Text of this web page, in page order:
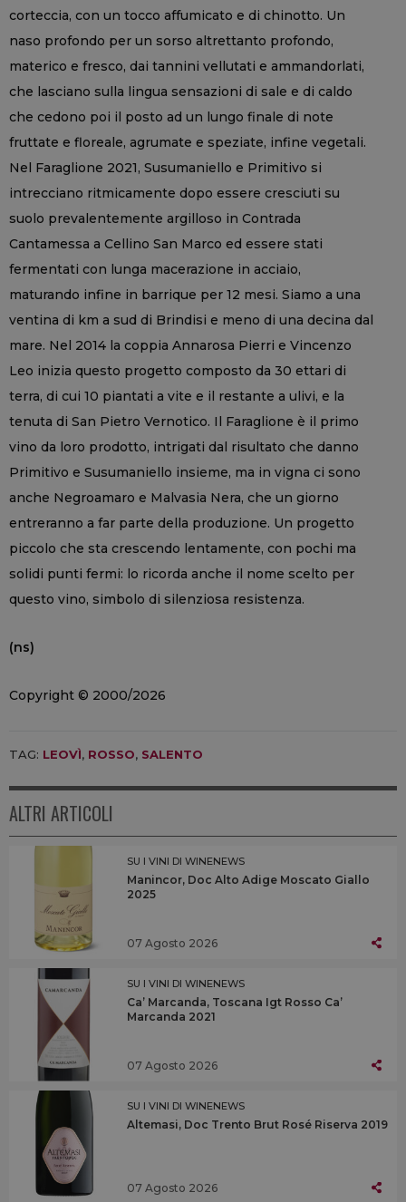
corteccia, con un tocco affumicato e di chinotto. Un
naso profondo per un sorso altrettanto profondo,
materico e fresco, dai tannini vellutati e ammandorlati,
che lasciano sulla lingua sensazioni di sale e di caldo
che cedono poi il posto ad un lungo finale di note
fruttate e floreale, agrumate e speziate, infine vegetali.
Nel Faraglione 2021, Susumaniello e Primitivo si
intrecciano ritmicamente dopo essere cresciuti su
suolo prevalentemente argilloso in Contrada
Cantamessa a Cellino San Marco ed essere stati
fermentati con lunga macerazione in acciaio,
maturando infine in barrique per 12 mesi. Siamo a una
ventina di km a sud di Brindisi e meno di una decina dal
mare. Nel 2014 la coppia Annarosa Pierri e Vincenzo
Leo inizia questo progetto composto da 30 ettari di
terra, di cui 10 piantati a vite e il restante a ulivi, e la
tenuta di San Pietro Vernotico. Il Faraglione è il primo
vino da loro prodotto, intrigati dal risultato che danno
Primitivo e Susumaniello insieme, ma in vigna ci sono
anche Negroamaro e Malvasia Nera, che un giorno
entreranno a far parte della produzione. Un progetto
piccolo che sta crescendo lentamente, con pochi ma
solidi punti fermi: lo ricorda anche il nome scelto per
questo vino, simbolo di silenziosa resistenza.
(ns)
Copyright © 2000/2026
TAG: LEOVÌ, ROSSO, SALENTO
ALTRI ARTICOLI
SU I VINI DI WINENEWS
Manincor, Doc Alto Adige Moscato Giallo
2025
07 Agosto 2026
SU I VINI DI WINENEWS
Ca’ Marcanda, Toscana Igt Rosso Ca’
Marcanda 2021
07 Agosto 2026
SU I VINI DI WINENEWS
Altemasi, Doc Trento Brut Rosé Riserva 2019
07 Agosto 2026